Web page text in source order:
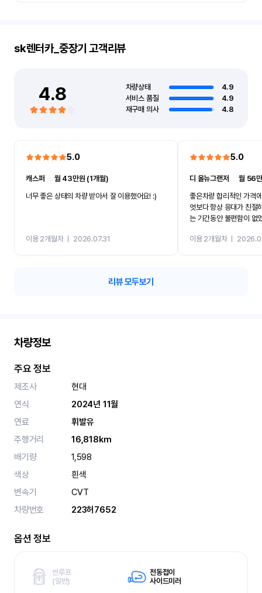
sk렌터카_중장기 고객리뷰
4.8 차량상태
4.9
서비스 품질
4.9
재구매 의사
4.8
5.0
캐스퍼
월 43만원 (1개월)
너무 좋은 상태의 차량 받아서 잘 이용했어요! :)
이용 2개월차ㅣ 2026.07.31
5.0
디 올뉴그랜저 ㅣ월 56
좋은차량 합리적인 가격
엇보다 항상 응대가 친절
는 기간동안 불편함이 없
카 렌트 고민없이 강추합
이용 2개월차ㅣ
리뷰 모두보기
차량정보
주요 정보
제조사
현대
연식
2024년 11월
연료
휘발유
주행거리
16,818km
배기량
1,598
색상
흰색
변속기
CVT
차량번호
223허7652
옵션 정보
썬루프
(일반)
전동접이
사이드미러